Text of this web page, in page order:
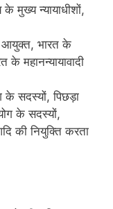
के मुख्य न्यायाधीशों,
आयुक्त, भारत के
के महानन्यायावादी
के सदस्यों, पिछड़ा
के सदस्यों,
की नियुक्ति करता